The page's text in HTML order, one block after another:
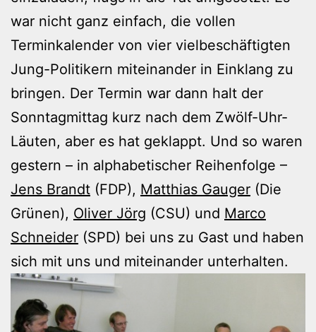
war nicht ganz einfach, die vollen
Terminkalender von vier vielbeschäftigten
Jung-Politikern miteinander in Einklang zu
bringen. Der Termin war dann halt der
Sonntagmittag kurz nach dem Zwölf-Uhr-
Läuten, aber es hat geklappt. Und so waren
gestern – in alphabetischer Reihenfolge –
Jens Brandt (FDP), Matthias Gauger (Die
Grünen), Oliver Jörg (CSU) und Marco
Schneider (SPD) bei uns zu Gast und haben
sich mit uns und miteinander unterhalten.